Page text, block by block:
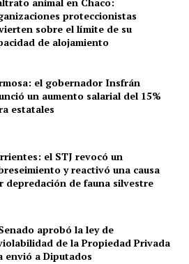
proteccionistas
sobre el límite de su
de alojamiento
el gobernador Insfrán
un aumento salarial del 15%
estatales
el STJ revocó un
y reactivó una causa
depredación de fauna silvestre
aprobó la ley de
de la Propiedad Privada
envió a Diputados